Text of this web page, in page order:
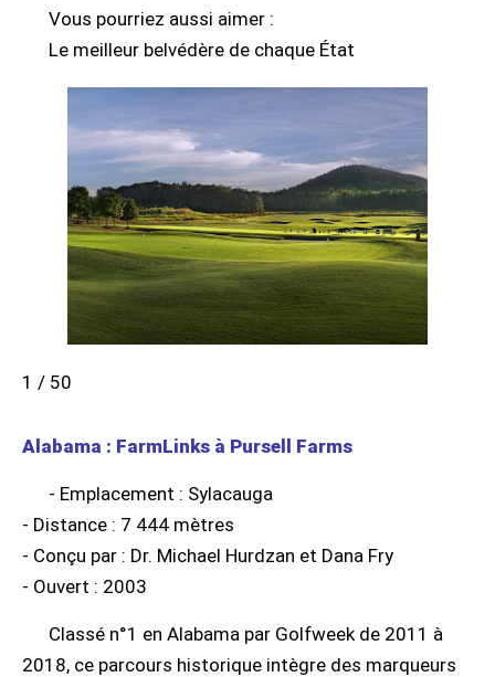
Vous pourriez aussi aimer :
Le meilleur belvédère de chaque État
1 / 50
Alabama : FarmLinks à Pursell Farms
- Emplacement : Sylacauga
- Distance : 7 444 mètres
- Conçu par : Dr. Michael Hurdzan et Dana Fry
- Ouvert : 2003
Classé n°1 en Alabama par Golfweek de 2011 à
2018, ce parcours historique intègre des marqueurs